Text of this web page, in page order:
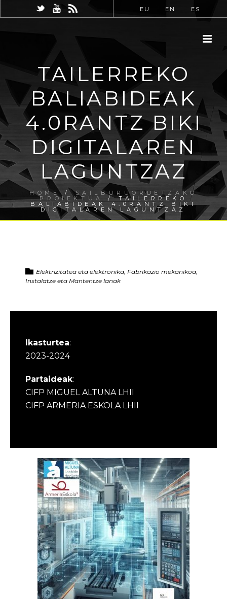
EU EN ES
TAILERREKO
BALIABIDEAK
4.0RANTZ BIKI
DIGITALAREN
LAGUNTZAZ
HOME/SAILBURUORDETZAKO
PROIEKTUA / TAILERREKO
BALIABIDEAK 4.0RANTZ BIKI
DIGITALAREN LAGUNTZAZ
Elektrizitatea eta elektronika, Fabrikazio mekanikoa,
Instalatze eta Mantentze lanak
Ikasturtea:
2023-2024
Partaideak:
CIFP MIGUEL ALTUNA LHII
CIFP ARMERIA ESKOLA LHII